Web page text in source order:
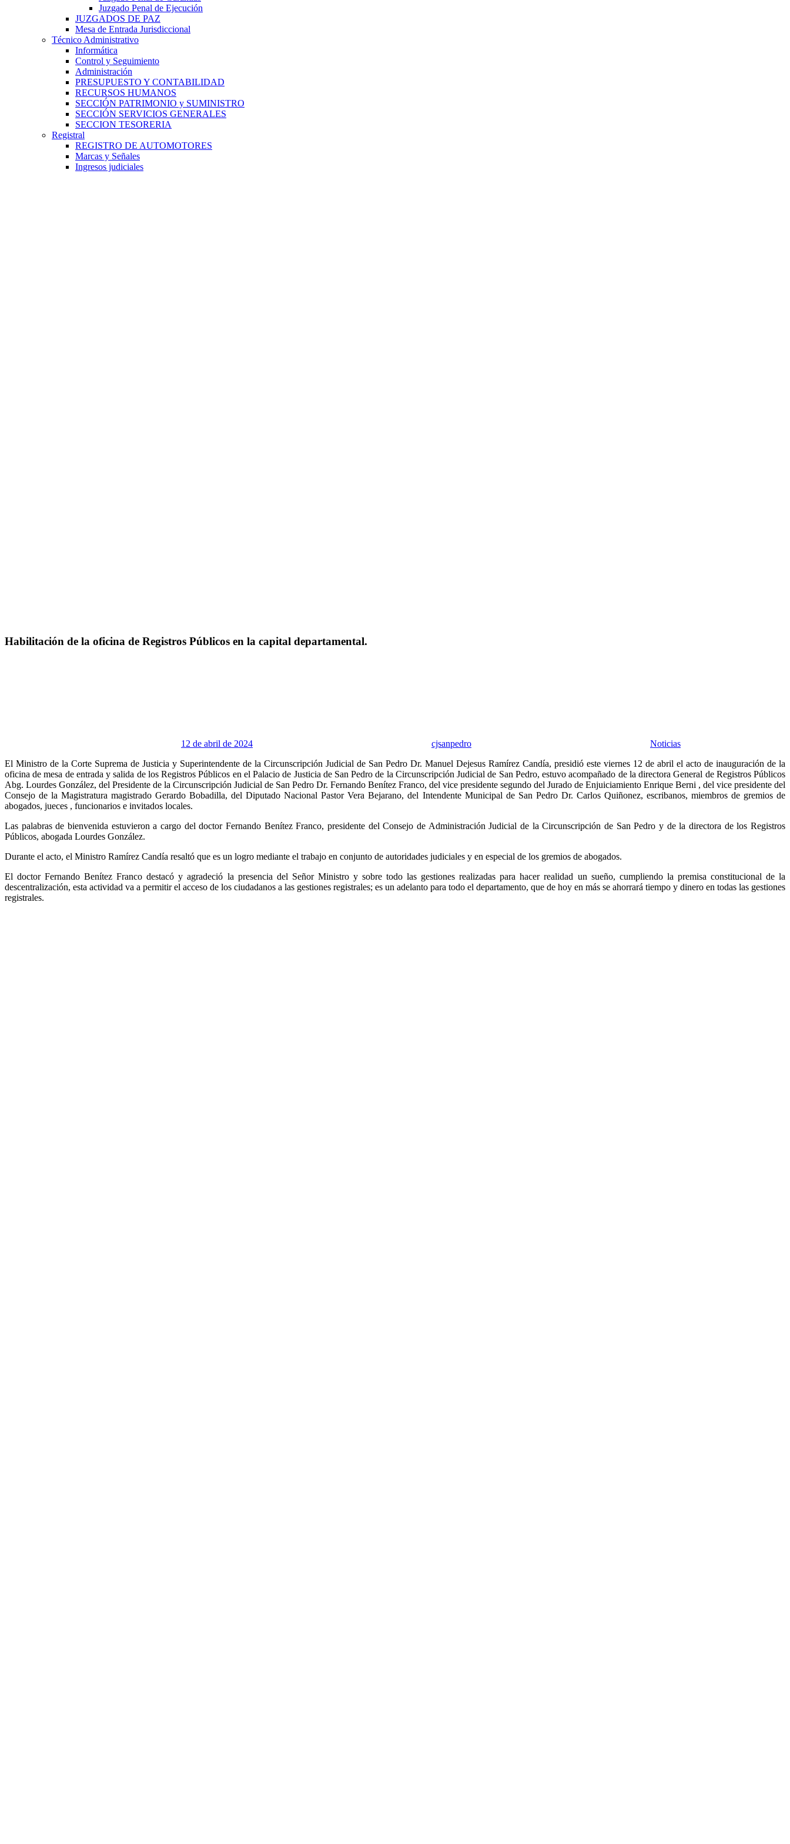
Juzgado Penal de Ejecución
JUZGADOS DE PAZ
Mesa de Entrada Jurisdiccional
Técnico Administrativo
Informática
Control y Seguimiento
Administración
PRESUPUESTO Y CONTABILIDAD
RECURSOS HUMANOS
SECCIÓN PATRIMONIO y SUMINISTRO
SECCIÓN SERVICIOS GENERALES
SECCION TESORERIA
Registral
REGISTRO DE AUTOMOTORES
Marcas y Señales
Ingresos judiciales
Habilitación de la oficina de Registros Públicos en la capital departamental.
12 de abril de 2024 cjsanpedro
Noticias
El Ministro de la Corte Suprema de Justicia y Superintendente de la Circunscripción Judicial de San Pedro Dr. Manuel Dejesus Ramírez Candía, presidió este viernes 12 de abril el acto de inauguración de la
oficina de mesa de entrada y salida de los Registros Públicos en el Palacio de Justicia de San Pedro de la Circunscripción Judicial de San Pedro, estuvo acompañado de la directora General de Registros Públicos
Abg. Lourdes González, del Presidente de la Circunscripción Judicial de San Pedro Dr. Fernando Benítez Franco, del vice presidente segundo del Jurado de Enjuiciamiento Enrique Berni , del vice presidente del
Consejo de la Magistratura magistrado Gerardo Bobadilla, del Diputado Nacional Pastor Vera Bejarano, del Intendente Municipal de San Pedro Dr. Carlos Quiñonez, escribanos, miembros de gremios de
abogados, jueces , funcionarios e invitados locales.
Las palabras de bienvenida estuvieron a cargo del doctor Fernando Benítez Franco, presidente del Consejo de Administración Judicial de la Circunscripción de San Pedro y de la directora de los Registros
Públicos, abogada Lourdes González.
Durante el acto, el Ministro Ramírez Candía resaltó que es un logro mediante el trabajo en conjunto de autoridades judiciales y en especial de los gremios de abogados.
El doctor Fernando Benítez Franco destacó y agradeció la presencia del Señor Ministro y sobre todo las gestiones realizadas para hacer realidad un sueño, cumpliendo la premisa constitucional de la
descentralización, esta actividad va a permitir el acceso de los ciudadanos a las gestiones registrales; es un adelanto para todo el departamento, que de hoy en más se ahorrará tiempo y dinero en todas las gestiones
registrales.